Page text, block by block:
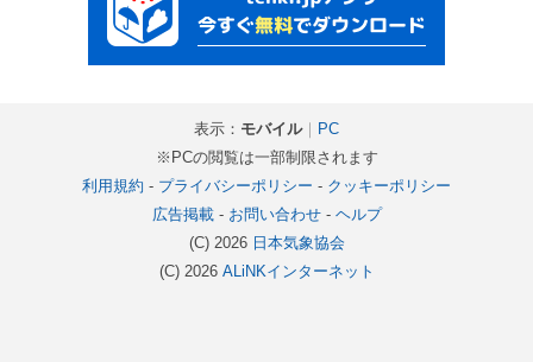
表示： モバイル｜
PC
※PCの閲覧は一部制限されます
利用規約 - プライバシーポリシー - クッキーポリシー
広告掲載- お問い合わせ- ヘルプ
(C) 2026 日本気象協会
(C) 2026 ALiNKインターネット